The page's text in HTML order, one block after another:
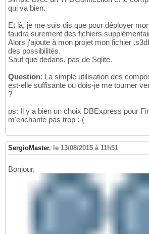
qui va bien.
Et là, je me suis dis que pour déployer
faudra surement des fichiers
Alors j'ajoute à mon projet mon fichier
des possibilités.
Sauf que dedans, pas de Sqlite.
Question: La simple utilisation des
est-elle suffisante ou dois-je me tourner
?
ps: Il y a bien un choix DBExpress pour
m'enchante pas trop :-(
SergioMaster, le 13/08/2015 à 11h51
Bonjour,